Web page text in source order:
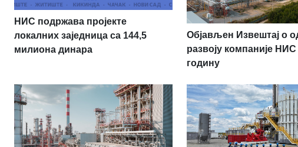
НИС подржава пројекте
локалних заједница са 144,5
милиона динара
Објављен Извештај о
развоју компаније НИС
годину